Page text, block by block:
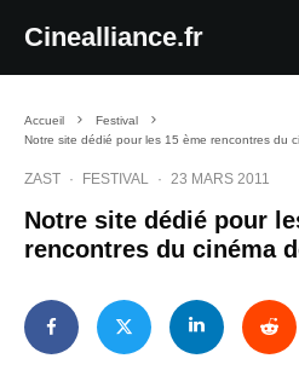
Cinealliance.fr
Accueil
Festival
Notre site dédié pour les 15 ème rencontres du
ZAST · FESTIVAL · 23 MARS 2011
Notre site dédié pour
rencontres du cinéma